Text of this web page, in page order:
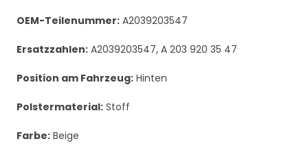
OEM-Teilenummer: A2039203547
Ersatzzahlen: A2039203547, A 203 920 35 47
Position am Fahrzeug: Hinten
Polstermaterial: Stoff
Farbe: Beige